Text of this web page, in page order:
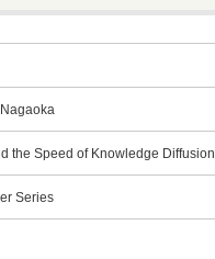
the Speed of Knowledge Diffusion
Series